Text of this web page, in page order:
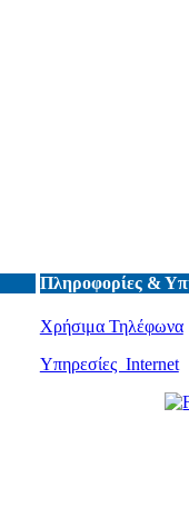
Πληροφορίες &
Χρήσιμα Τηλέφωνα
Υπηρεσίες Internet